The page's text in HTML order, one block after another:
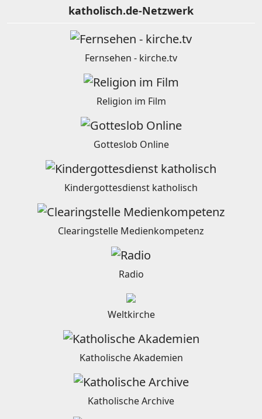
katholisch.de-Netzwerk
Fernsehen - kirche.tv
Religion im Film
Gotteslob Online
Kindergottesdienst katholisch
Clearingstelle Medienkompetenz
Radio
Weltkirche
Katholische Akademien
Katholische Archive